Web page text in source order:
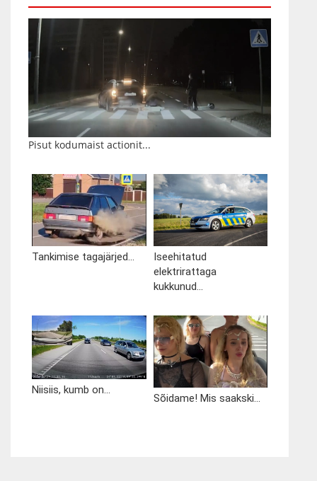
Pisut kodumaist actionit...
Tankimise tagajärjed...
Iseehitatud
elektrirattaga
kukkunud...
Niisiis, kumb on...
Sõidame! Mis saakski...